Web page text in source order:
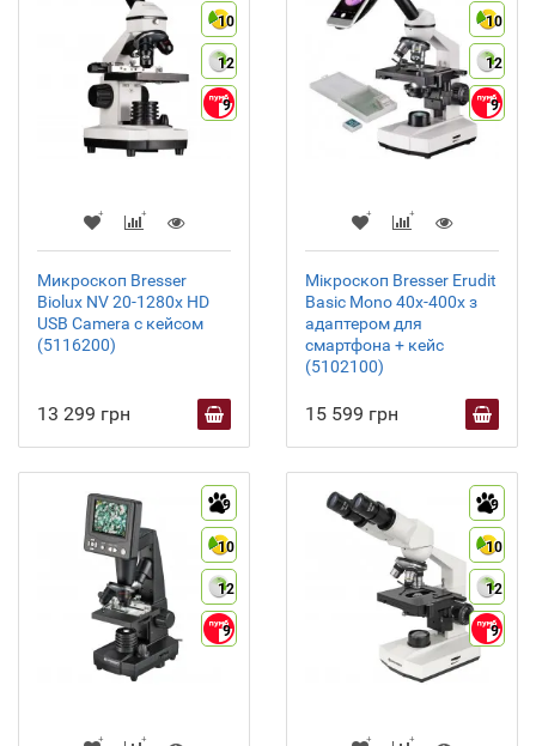
10
12
9
Микроскоп Bresser
Biolux NV 20-1280x HD
USB Camera с кейсом
(5116200)
13 299 грн
10
12
9
Мікроскоп Bresser Erudit
Basic Mono 40x-400x з
адаптером для
смартфона + кейс
(5102100)
15 599 грн
9
10
12
9
9
10
12
9